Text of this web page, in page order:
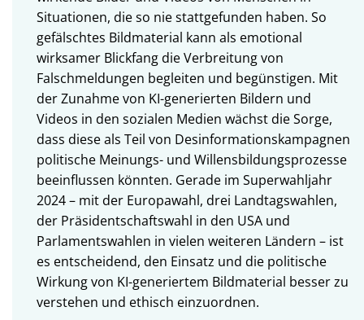
Situationen, die so nie stattgefunden haben. So
gefälschtes Bildmaterial kann als emotional
wirksamer Blickfang die Verbreitung von
Falschmeldungen begleiten und begünstigen. Mit
der Zunahme von KI-generierten Bildern und
Videos in den sozialen Medien wächst die Sorge,
dass diese als Teil von Desinformationskampagnen
politische Meinungs- und Willensbildungsprozesse
beeinflussen könnten. Gerade im Superwahljahr
2024 – mit der Europawahl, drei Landtagswahlen,
der Präsidentschaftswahl in den USA und
Parlamentswahlen in vielen weiteren Ländern – ist
es entscheidend, den Einsatz und die politische
Wirkung von KI-generiertem Bildmaterial besser zu
verstehen und ethisch einzuordnen.